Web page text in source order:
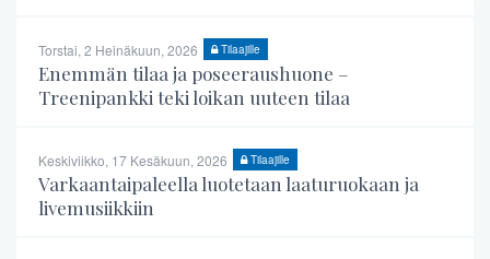
Torstai, 2 Heinäkuun, 2026 Tilaajille
Enemmän tilaa ja poseeraushuone –
Treenipankki teki loikan uuteen tilaa
Keskiviikko, 17 Kesäkuun, 2026 Tilaajille
Varkaantaipaleella luotetaan laaturuokaan ja
livemusiikkiin